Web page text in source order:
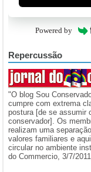
Powered by
Repercussão
"O blog Sou
cumpre com extrema
postura [de se assumir
conservador]. Os
realizam uma
valores familiares e
circular no ambiente
do Commercio, 3/7/